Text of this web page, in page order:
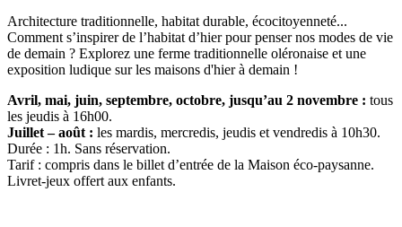
Architecture traditionnelle, habitat durable, écocitoyenneté...
Comment s’inspirer de l’habitat d’hier pour penser nos modes de vie
de demain ? Explorez une ferme traditionnelle oléronaise et une
exposition ludique sur les maisons d'hier à demain !
Avril, mai, juin, septembre, octobre, jusqu’au 2 novembre : tous
les jeudis à 16h00.
Juillet – août : les mardis, mercredis, jeudis et vendredis à 10h30.
Durée : 1h. Sans réservation.
Tarif : compris dans le billet d’entrée de la Maison éco-paysanne.
Livret-jeux offert aux enfants.